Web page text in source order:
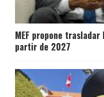
MEF propone
partir de 2027